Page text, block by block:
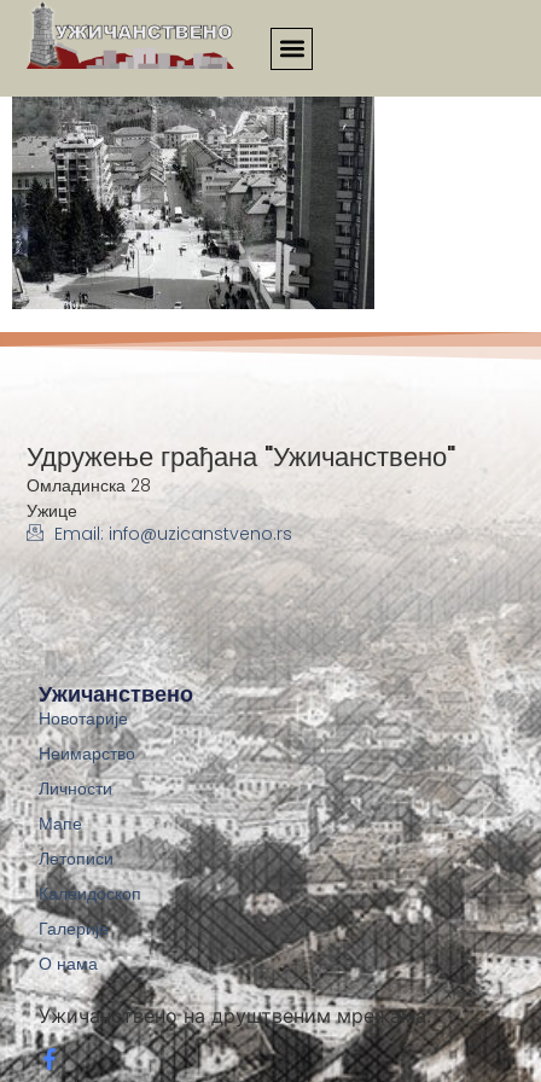
01461
Ужичанствено на друштвеним мрежама:
Ужичанствено
Новотарије
Неимарство
Личности
Мапе
Летописи
Калеидоскоп
Галерије
О нама
Удружење грађана "Ужичанствено"
Омладинска 28
Ужице
Email: info@uzicanstveno.rs